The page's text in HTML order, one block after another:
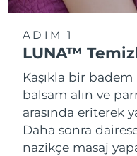
ADIM 1
LUNA™
Kaşıkla bir
balsam alın ve
arasında eriterek
Daha sonra
nazikçe masaj